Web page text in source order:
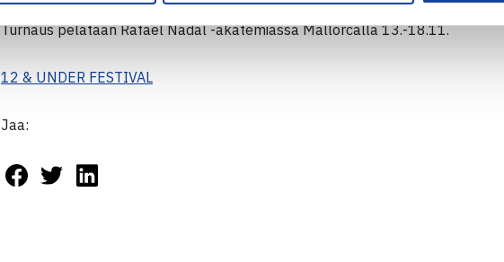
vuotiaiden parhaimmiston kokoon keräävään turnaukseen. Poikien
Turnaus pelataan Rafael Nadal -akatemiassa Mallorcalla 13.-18.11.
12 & UNDER FESTIVAL
Jaa: